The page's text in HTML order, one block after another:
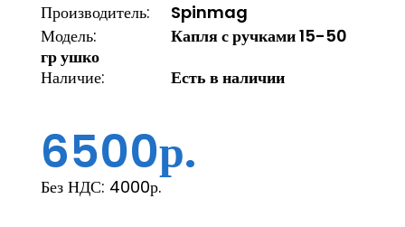
Производитель:
Spinmag
Модель:
Капля с ручками 15-50
гр ушко
Наличие:
Есть в наличии
6500р.
Без НДС: 4000р.